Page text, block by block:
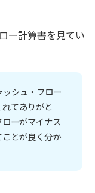
ー計算書を見てい
シュ・フロー
てありがと
ーがマイナス
ことが良く分か